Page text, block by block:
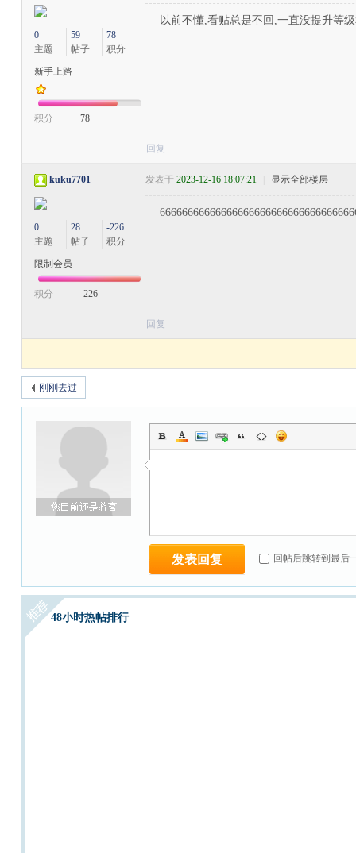
0
主题
59
帖子
78
积分
新手上路
积分 78
以前不懂,看贴总是不回,一直没提升等
回复
kuku7701
0
主题
28
帖子
-226
积分
限制会员
积分 -226
发表于 2023-12-16 18:07:21 显示全部楼层
回复
刚刚去过
发表回复 回帖后跳转到最后
48小时热帖排行